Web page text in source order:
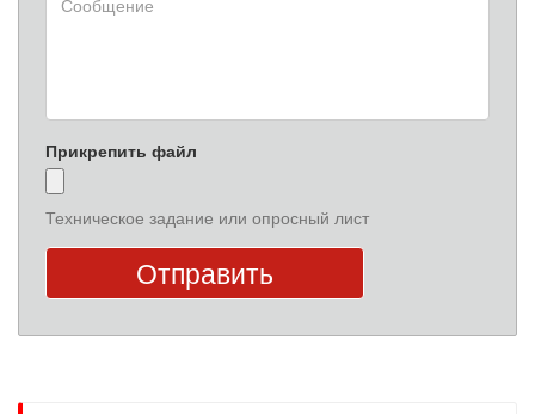
Прикрепить файл
Техническое задание или опросный лист